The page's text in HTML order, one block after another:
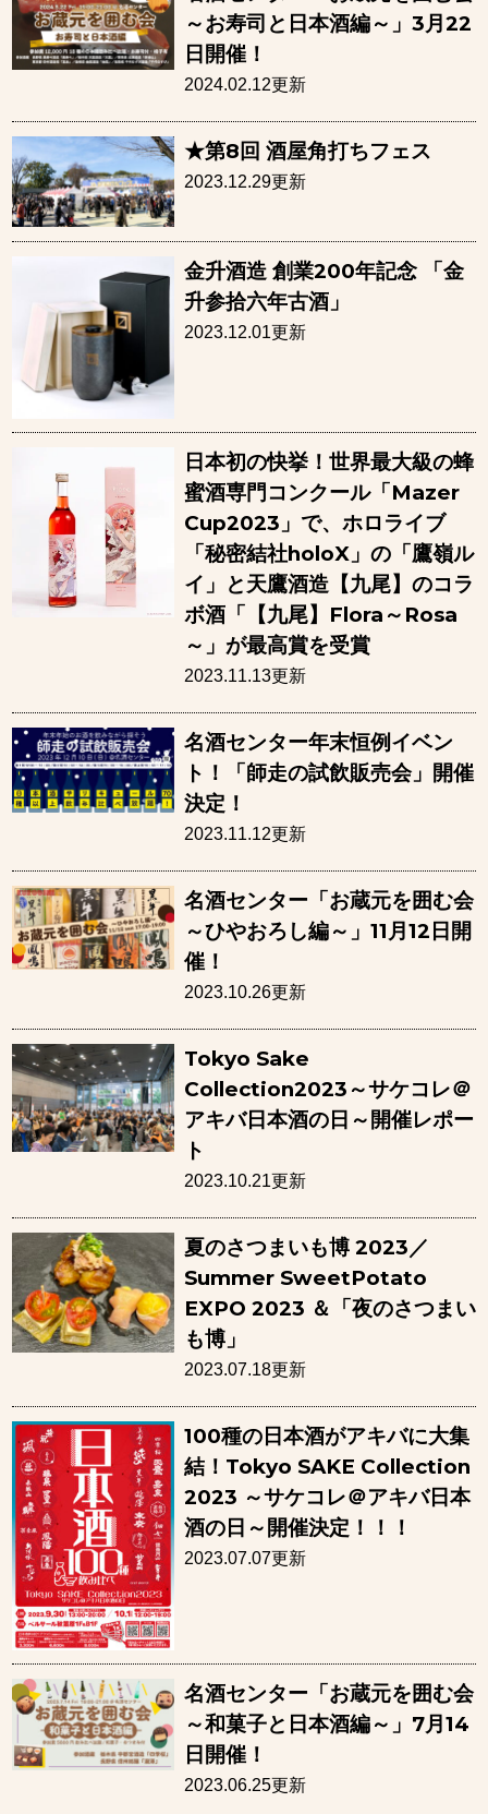
～お寿司と日本酒編～」3月22
日開催！
2024.02.12更新
★第8回 酒屋角打ちフェス
2023.12.29更新
⾦升酒造 創業200年記念 「⾦
升参拾六年古酒」
2023.12.01更新
日本初の快挙！世界最大級の蜂
蜜酒専門コンクール「Mazer
Cup2023」で、ホロライブ
「秘密結社holoX」の「鷹嶺ル
イ」と天鷹酒造【九尾】のコラ
ボ酒「【九尾】Flora～Rosa
～」が最高賞を受賞
2023.11.13更新
名酒センター年末恒例イベン
ト！「師走の試飲販売会」開催
決定！
2023.11.12更新
名酒センター「お蔵元を囲む会
～ひやおろし編～」11月12日開
催！
2023.10.26更新
Tokyo Sake
Collection2023～サケコレ＠
アキバ日本酒の日～開催レポー
ト
2023.10.21更新
夏のさつまいも博 2023／
Summer SweetPotato
EXPO 2023 ＆「夜のさつまい
も博」
2023.07.18更新
100種の日本酒がアキバに大集
結！Tokyo SAKE Collection
2023 ～サケコレ＠アキバ日本
酒の日～開催決定！！！
2023.07.07更新
名酒センター「お蔵元を囲む会
～和菓子と日本酒編～」7月14
日開催！
2023.06.25更新